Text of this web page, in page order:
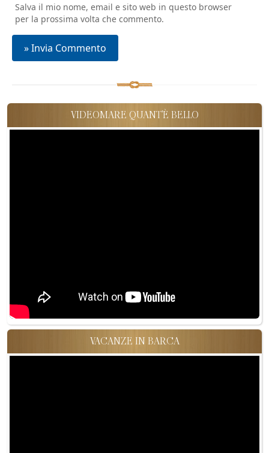
Salva il mio nome, email e sito web in questo browser
per la prossima volta che commento.
VIDEOMARE QUANT'È BELLO
VACANZE IN BARCA